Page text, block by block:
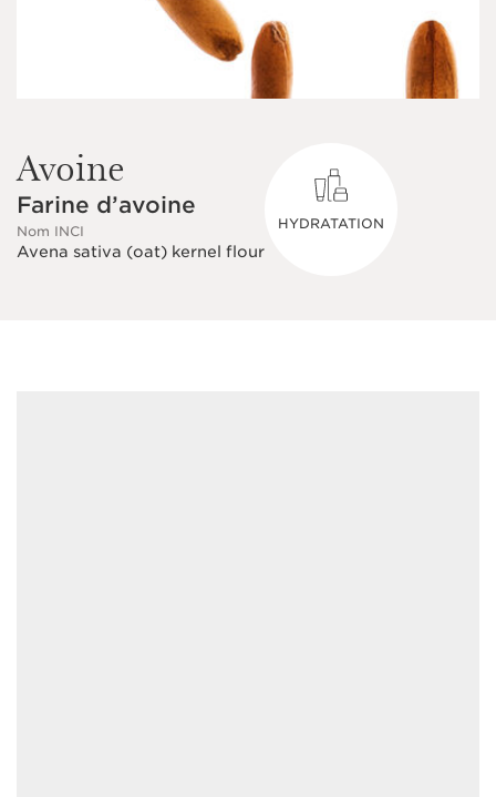
Avoine
Farine d’avoine
Nom INCI
Avena sativa (oat) kernel flour
HYDRATATION